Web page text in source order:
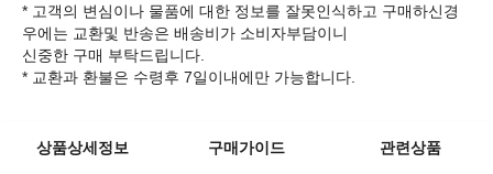
* 고객의 변심이나 물품에 대한 정보를 잘못인식하고 구매하신경
우에는 교환및 반송은 배송비가 소비자부담이니
신중한 구매 부탁드립니다.
상품상세정보 구매가이드 관련상품